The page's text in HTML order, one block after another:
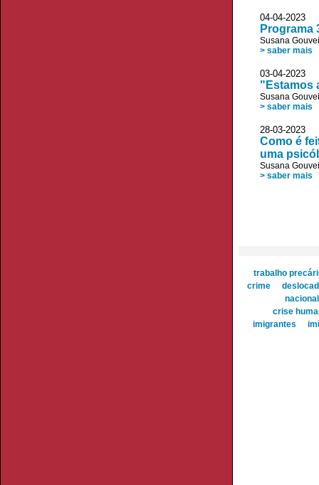
04-04-
Programa
Susana
> saber mais
03-04-
"Estamos
Susana
> saber mais
28-03-2023
Como é
uma
Susana
> saber mais
trabalho
crime
crise
imigrantes